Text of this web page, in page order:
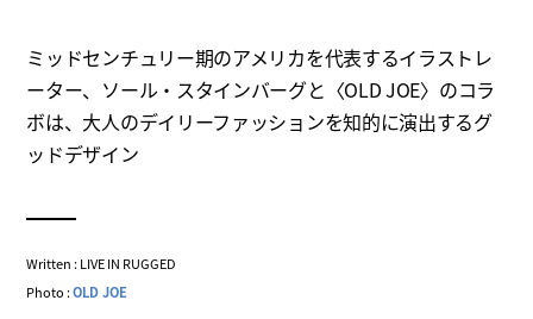
ミッドセンチュリー期のアメリカを代表するイラストレ
ーター、ソール・スタインバーグと〈OLD JOE〉のコラ
ボは、大人のデイリーファッションを知的に演出するグ
ッドデザイン
Written : LIVE IN RUGGED
Photo :OLD JOE